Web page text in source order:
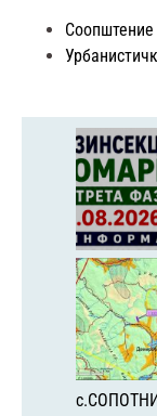
Соопштение